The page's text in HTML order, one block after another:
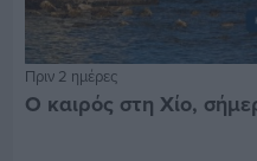
Πριν 2 ημέρες
Ο καιρός στη Χίο,